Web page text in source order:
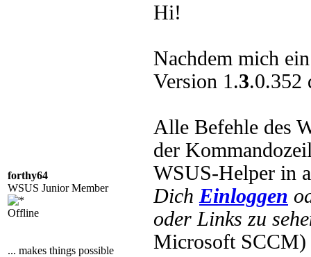
forthy64
WSUS Junior Member
Offline
... makes things possible
Hi!
Nachdem mich
Version 1.3.0.352
Alle Befehle des
der
WSUS-Helper in
Dich Einloggen
oder Links zu
Microsoft SCCM)